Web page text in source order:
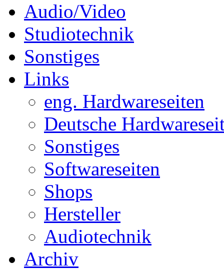
Audio/Video
Studiotechnik
Sonstiges
Links
eng. Hardwareseiten
Deutsche
Sonstiges
Softwareseiten
Shops
Hersteller
Audiotechnik
Archiv